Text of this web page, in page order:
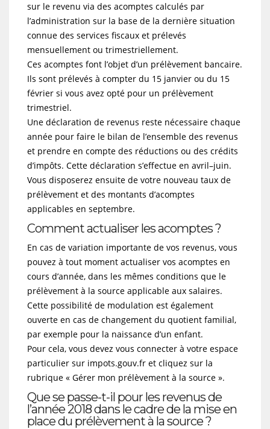
sur le revenu via des acomptes calculés par
l’administration sur la base de la dernière situation
connue des services fiscaux et prélevés
mensuellement ou trimestriellement.
Ces acomptes font l’objet d’un prélèvement bancaire.
Ils sont prélevés à compter du 15 janvier ou du 15
février si vous avez opté pour un prélèvement
trimestriel.
Une déclaration de revenus reste nécessaire chaque
année pour faire le bilan de l’ensemble des revenus
et prendre en compte des réductions ou des crédits
d’impôts. Cette déclaration s’effectue en avril–juin.
Vous disposerez ensuite de votre nouveau taux de
prélèvement et des montants d’acomptes
applicables en septembre.
Comment actualiser les acomptes ?
En cas de variation importante de vos revenus, vous
pouvez à tout moment actualiser vos acomptes en
cours d’année, dans les mêmes conditions que le
prélèvement à la source applicable aux salaires.
Cette possibilité de modulation est également
ouverte en cas de changement du quotient familial,
par exemple pour la naissance d’un enfant.
Pour cela, vous devez vous connecter à votre espace
particulier sur impots.gouv.fr et cliquez sur la
rubrique « Gérer mon prélèvement à la source ».
Que se passe-t-il pour les revenus de
l’année 2018 dans le cadre de la mise en
place du prélèvement à la source ?